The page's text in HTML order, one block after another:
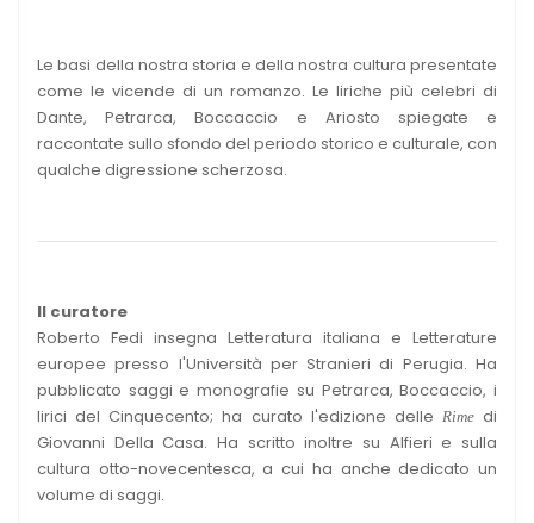
Le basi della nostra storia e della nostra cultura presentate
come le vicende di un romanzo. Le liriche più celebri di
Dante, Petrarca, Boccaccio e Ariosto spiegate e
raccontate sullo sfondo del periodo storico e culturale, con
qualche digressione scherzosa.
Il curatore
Roberto Fedi insegna Letteratura italiana e Letterature
europee presso l'Università per Stranieri di Perugia. Ha
pubblicato saggi e monografie su Petrarca, Boccaccio, i
lirici del Cinquecento; ha curato l'edizione delle Rimedi
Giovanni Della Casa. Ha scritto inoltre su Alfieri e sulla
cultura otto-novecentesca, a cui ha anche dedicato un
volume di saggi.